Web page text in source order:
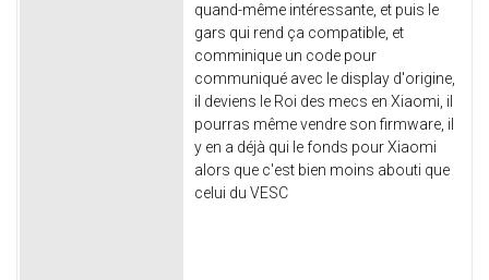
quand-même intéressante, et puis le
gars qui rend ça compatible, et
comminique un code pour
communiqué avec le display d'origine,
il deviens le Roi des mecs en Xiaomi, il
pourras même vendre son firmware, il
y en a déjà qui le fonds pour Xiaomi
alors que c'est bien moins abouti que
celui du VESC